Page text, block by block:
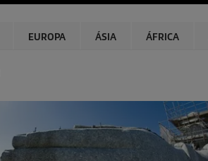
EUROPA ÁSIA ÁFRICA